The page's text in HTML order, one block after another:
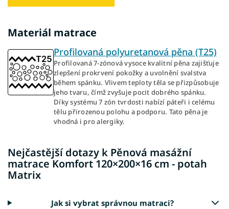
Materiál matrace
Profilovaná polyuretanová pěna (T25)
Profilovaná 7-zónová vysoce kvalitní pěna zajišťuje
zlepšení prokrvení pokožky a uvolnění svalstva
během spánku. Vlivem teploty těla se přizpůsobuje
jeho tvaru, čímž zvyšuje pocit dobrého spánku.
Díky systému 7 zón tvrdosti nabízí páteři i celému
tělu přirozenou polohu a podporu. Tato pěna je
vhodná i pro alergiky.
Nejčastější dotazy k Pěnová masážní
matrace Komfort 120×200×16 cm - potah
Matrix
Jak si vybrat správnou matraci?